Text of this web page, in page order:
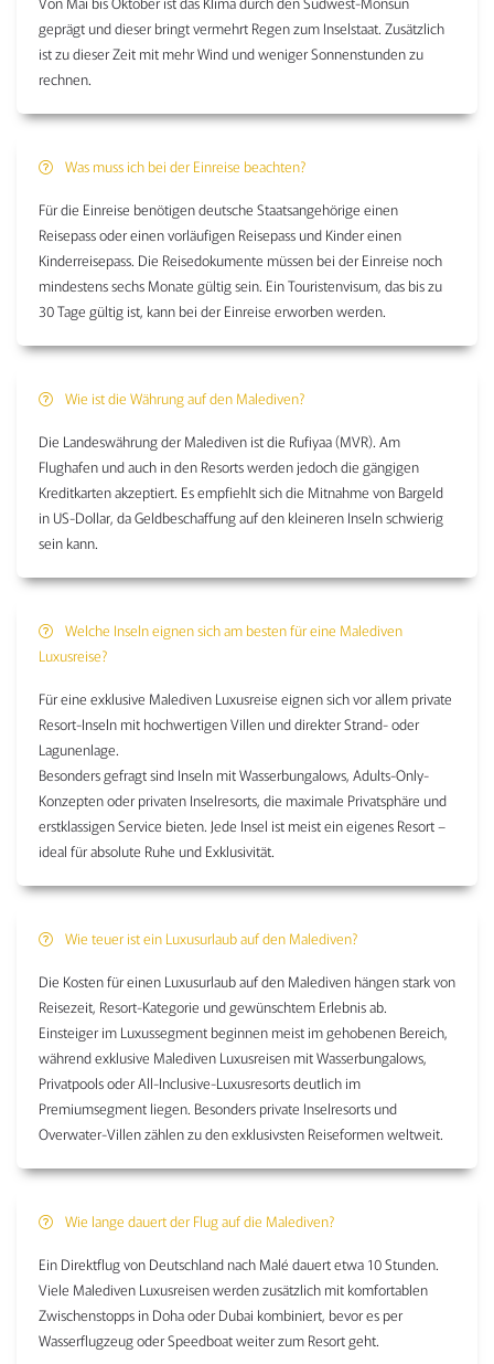
geprägt und dieser bringt vermehrt Regen zum Inselstaat. Zusätzlich
ist zu dieser Zeit mit mehr Wind und weniger Sonnenstunden zu
rechnen.
Was muss ich bei der Einreise beachten?
Für die Einreise benötigen deutsche Staatsangehörige einen
Reisepass oder einen vorläufigen Reisepass und Kinder einen
Kinderreisepass. Die Reisedokumente müssen bei der Einreise noch
mindestens sechs Monate gültig sein. Ein Touristenvisum, das bis zu
30 Tage gültig ist, kann bei der Einreise erworben werden.
Wie ist die Währung auf den Malediven?
Die Landeswährung der Malediven ist die Rufiyaa (MVR). Am
Flughafen und auch in den Resorts werden jedoch die gängigen
Kreditkarten akzeptiert. Es empfiehlt sich die Mitnahme von Bargeld
in US-Dollar, da Geldbeschaffung auf den kleineren Inseln schwierig
sein kann.
Welche Inseln eignen sich am besten für eine Malediven
Luxusreise?
Für eine exklusive Malediven Luxusreise eignen sich vor allem private
Resort-Inseln mit hochwertigen Villen und direkter Strand- oder
Lagunenlage.
Besonders gefragt sind Inseln mit Wasserbungalows, Adults-Only-
Konzepten oder privaten Inselresorts, die maximale Privatsphäre und
erstklassigen Service bieten. Jede Insel ist meist ein eigenes Resort –
ideal für absolute Ruhe und Exklusivität.
Wie teuer ist ein Luxusurlaub auf den Malediven?
Die Kosten für einen Luxusurlaub auf den Malediven hängen stark von
Reisezeit, Resort-Kategorie und gewünschtem Erlebnis ab.
Einsteiger im Luxussegment beginnen meist im gehobenen Bereich,
während exklusive Malediven Luxusreisen mit Wasserbungalows,
Privatpools oder All-Inclusive-Luxusresorts deutlich im
Premiumsegment liegen. Besonders private Inselresorts und
Overwater-Villen zählen zu den exklusivsten Reiseformen weltweit.
Wie lange dauert der Flug auf die Malediven?
Ein Direktflug von Deutschland nach Malé dauert etwa 10 Stunden.
Viele Malediven Luxusreisen werden zusätzlich mit komfortablen
Zwischenstopps in Doha oder Dubai kombiniert, bevor es per
Wasserflugzeug oder Speedboat weiter zum Resort geht.